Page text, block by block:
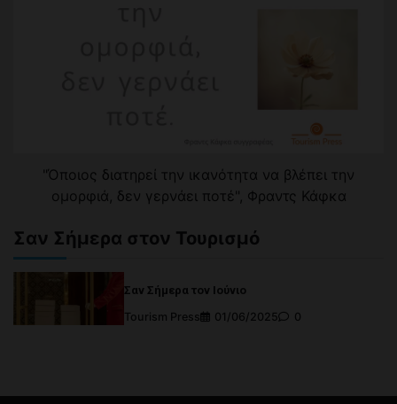
"Όποιος διατηρεί την ικανότητα να βλέπει την
ομορφιά, δεν γερνάει ποτέ", Φραντς Κάφκα
Σαν Σήμερα στον Τουρισμό
Σαν Σήμερα τον Ιούνιο
Tourism Press
01/06/2025 0